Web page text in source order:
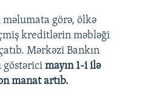
360p
480p
720p
görə, ölkə
kreditlərin məbləği
Mərkəzi Bankın
göstərici mayın 1-i ilə
manat artıb.